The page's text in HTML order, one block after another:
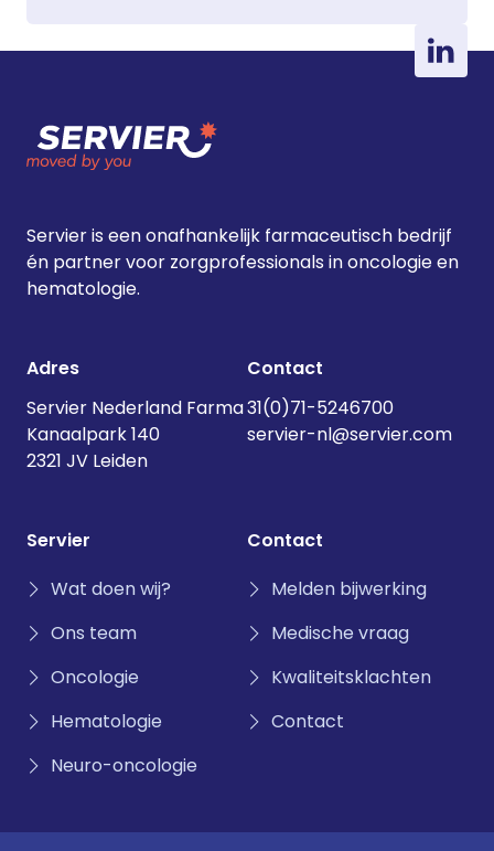
Servier is een onafhankelijk farmaceutisch bedrijf
én partner voor zorgprofessionals in oncologie en
hematologie.
Adres
Servier Nederland Farma
Kanaalpark 140
2321 JV Leiden
Contact
31(0)71-5246700
servier-nl@servier.com
Servier
Wat doen wij?
Ons team
Oncologie
Hematologie
Neuro-oncologie
Contact
Melden bijwerking
Medische vraag
Kwaliteitsklachten
Contact